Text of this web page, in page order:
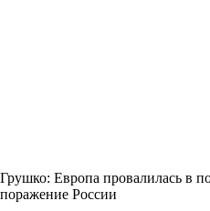
Грушко: Европа провалилась в
поражение России